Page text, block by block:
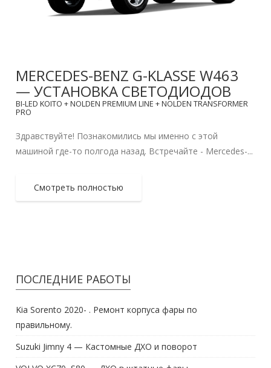
MERCEDES-BENZ G-KLASSE W463
— УСТАНОВКА СВЕТОДИОДОВ
BI-LED KOITO + NOLDEN PREMIUM LINE + NOLDEN TRANSFORMER
PRO
Здравствуйте! Познакомились мы именно с этой
машиной где-то полгода назад. Встречайте - Mercedes-...
Смотреть полностью
ПОСЛЕДНИЕ РАБОТЫ
Kia Sorento 2020- . Ремонт корпуса фары по
правильному.
Suzuki Jimny 4 — Кастомные ДХО и поворот